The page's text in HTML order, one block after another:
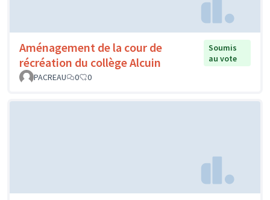
Aménagement de la cour de
récréation du collège Alcuin
Soumis
au vote
PACREAU
0 0